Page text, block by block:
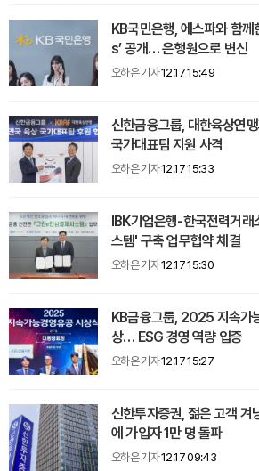
KB국민은행, 에스파와 함
s’ 공개… 은행원으로 변신
오하은 기자12.17 15:49
신한금융그룹, 대한육상연
국가대표팀 지원 사격
오하은 기자12.17 15:33
IBK기업은행-한국전력거래
스템' 구축 업무협약 체결
오하은 기자12.17 15:30
KB금융그룹, 2025 지속가
상… ESG 경영 역량 입증
오하은 기자12.17 15:27
신한투자증권, 젊은 고객 겨
에 가입자 1만 명 돌파
오하은 기자12.17 09:43